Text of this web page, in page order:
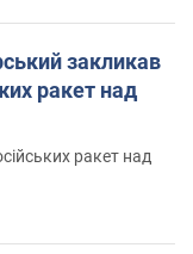
закликав
ракет над
ракет над